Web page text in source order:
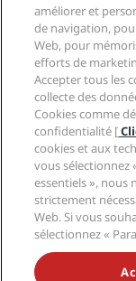
Hôtels adaptés
Santé et sécurité
Carrières PPHE
Carrières EHL
The Club by RHG
Opportunités de
Entreprise
Mentions légales
Conditions
Contrat
Accessibilité
Déclaration sur
Aide
Avis aux
Contact
FAQ
Plan du site
Médias sociaux
Marques
NE
améliorer et
de navigation,
Web, pour
efforts de
Accepter tous les
collecte des
Cookies comme
confidentialité [
cookies et aux
vous sélectionnez
essentiels », nous
strictement
Web. Si vous
sélectionnez «